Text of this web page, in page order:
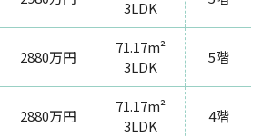
3LDK
2880万円
71.17m²
3LDK
5階
2880万円
71.17m²
3LDK
4階